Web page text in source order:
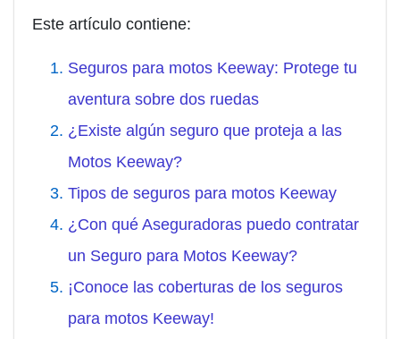
Este artículo contiene:
Seguros para motos Keeway: Protege tu
aventura sobre dos ruedas
¿Existe algún seguro que proteja a las
Motos Keeway?
Tipos de seguros para motos Keeway
¿Con qué Aseguradoras puedo contratar
un Seguro para Motos Keeway?
¡Conoce las coberturas de los seguros
para motos Keeway!